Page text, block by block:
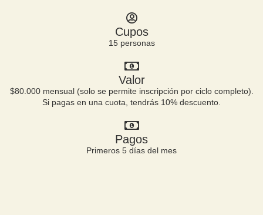
Cupos
15 personas
Valor
$80.000 mensual (solo se permite inscripción por ciclo completo).
Si pagas en una cuota, tendrás 10% descuento.
Pagos
Primeros 5 días del mes